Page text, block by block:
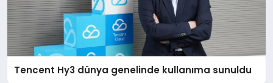
Tencent Hy3 dünya genelinde kullanıma sunuldu